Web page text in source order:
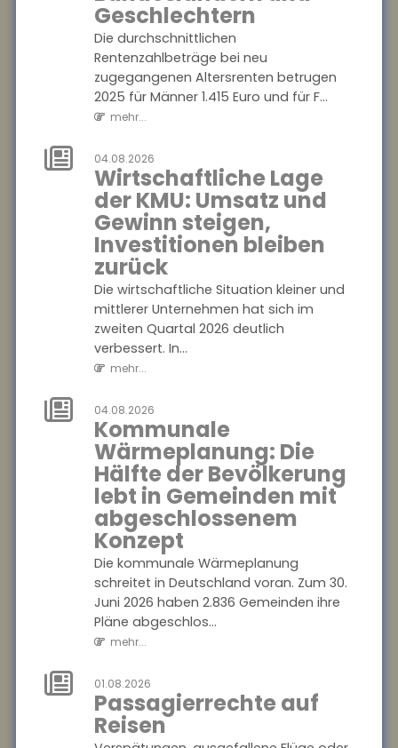
Geschlechtern
Die durchschnittlichen
Rentenzahlbeträge bei neu
zugegangenen Altersrenten betrugen
2025 für Männer 1.415 Euro und für F...
mehr...
04.08.2026
Wirtschaftliche Lage
der KMU: Umsatz und
Gewinn steigen,
Investitionen bleiben
zurück
Die wirtschaftliche Situation kleiner und
mittlerer Unternehmen hat sich im
zweiten Quartal 2026 deutlich
verbessert. In...
mehr...
04.08.2026
Kommunale
Wärmeplanung: Die
Hälfte der Bevölkerung
lebt in Gemeinden mit
abgeschlossenem
Konzept
Die kommunale Wärmeplanung
schreitet in Deutschland voran. Zum 30.
Juni 2026 haben 2.836 Gemeinden ihre
Pläne abgeschlos...
mehr...
01.08.2026
Passagierrechte auf
Reisen
variieren stark
zwischen
Bundesländern
und
Geschlechtern
Die durchschnittlichen
zugegangenen Altersrenten
betrugen 2025 für Männer
1.415 Euro und für F...
mehr...
04.08.2026
Wirtschaftliche
Lage der KMU:
Umsatz und
Gewinn steigen,
Investitionen
Die wirtschaftliche Situation
kleiner und mittlerer
Unternehmen hat sich im
zweiten Quartal 2026 deutlich
verbessert. In...
mehr...
04.08.2026
Kommunale
Wärmeplanung:
Die Hälfte der
Bevölkerung lebt
mit
abgeschlossenem
Konzept